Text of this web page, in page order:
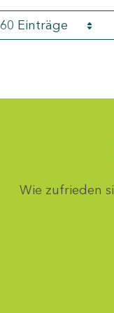
60 Einträge
Wie zufrieden